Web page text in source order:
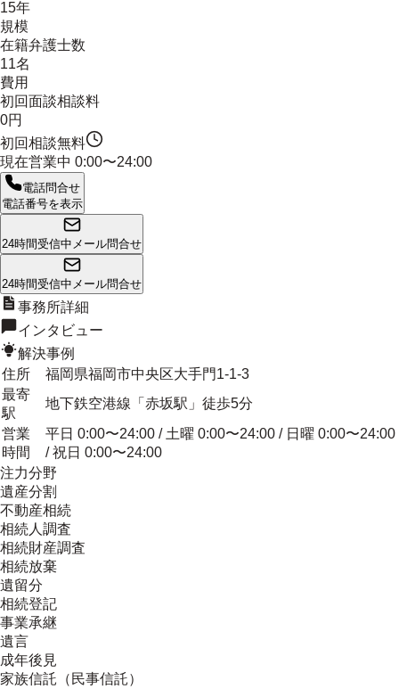
15年
規模
在籍弁護士数
11名
費用
初回面談相談料
0円
初回相談無料
現在営業中 0:00〜24:00
電話問合せ
電話番号を表示
24時間受信中 メール問合せ
24時間受信中 メール問合せ
事務所詳細
インタビュー
解決事例
住所
福岡県福岡市中央区大手門1-1-3
最寄
駅
地下鉄空港線「赤坂駅」徒歩5分
営業
時間
平日 0:00〜24:00 / 土曜 0:00〜24:00 / 日曜 0:00〜24:00
/ 祝日 0:00〜24:00
注力分野
遺産分割
不動産相続
相続人調査
相続財産調査
相続放棄
遺留分
相続登記
事業承継
遺言
成年後見
家族信託（民事信託）